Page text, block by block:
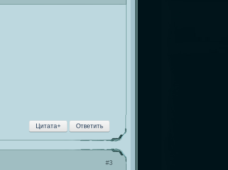
Ответить
Цитата+
#3